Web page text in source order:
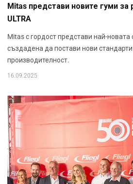
Mitas представи новите гуми за
ULTRA
Mitas с гордост представи най-новата
създадена да постави нови
производителност.
16.09.2025